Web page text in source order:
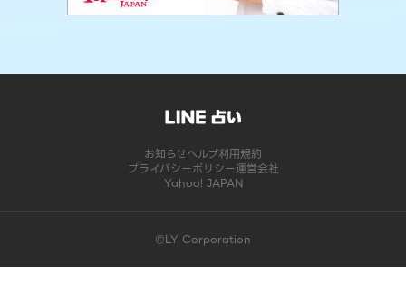
お知らせヘルプ利用規約
プライバシーポリシー運営会社
Yahoo! JAPAN
©LY Corporation
このコンテンツは掲載が終了しました | LINE占い